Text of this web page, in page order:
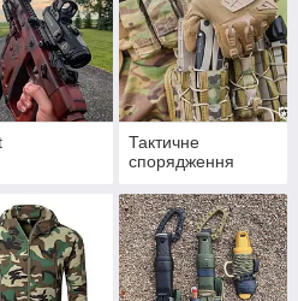
Тактичне
спорядження